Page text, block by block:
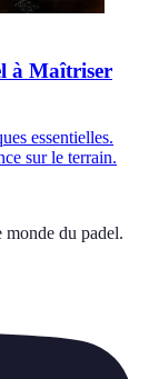
à Maîtriser
essentielles.
sur le terrain.
monde du padel.